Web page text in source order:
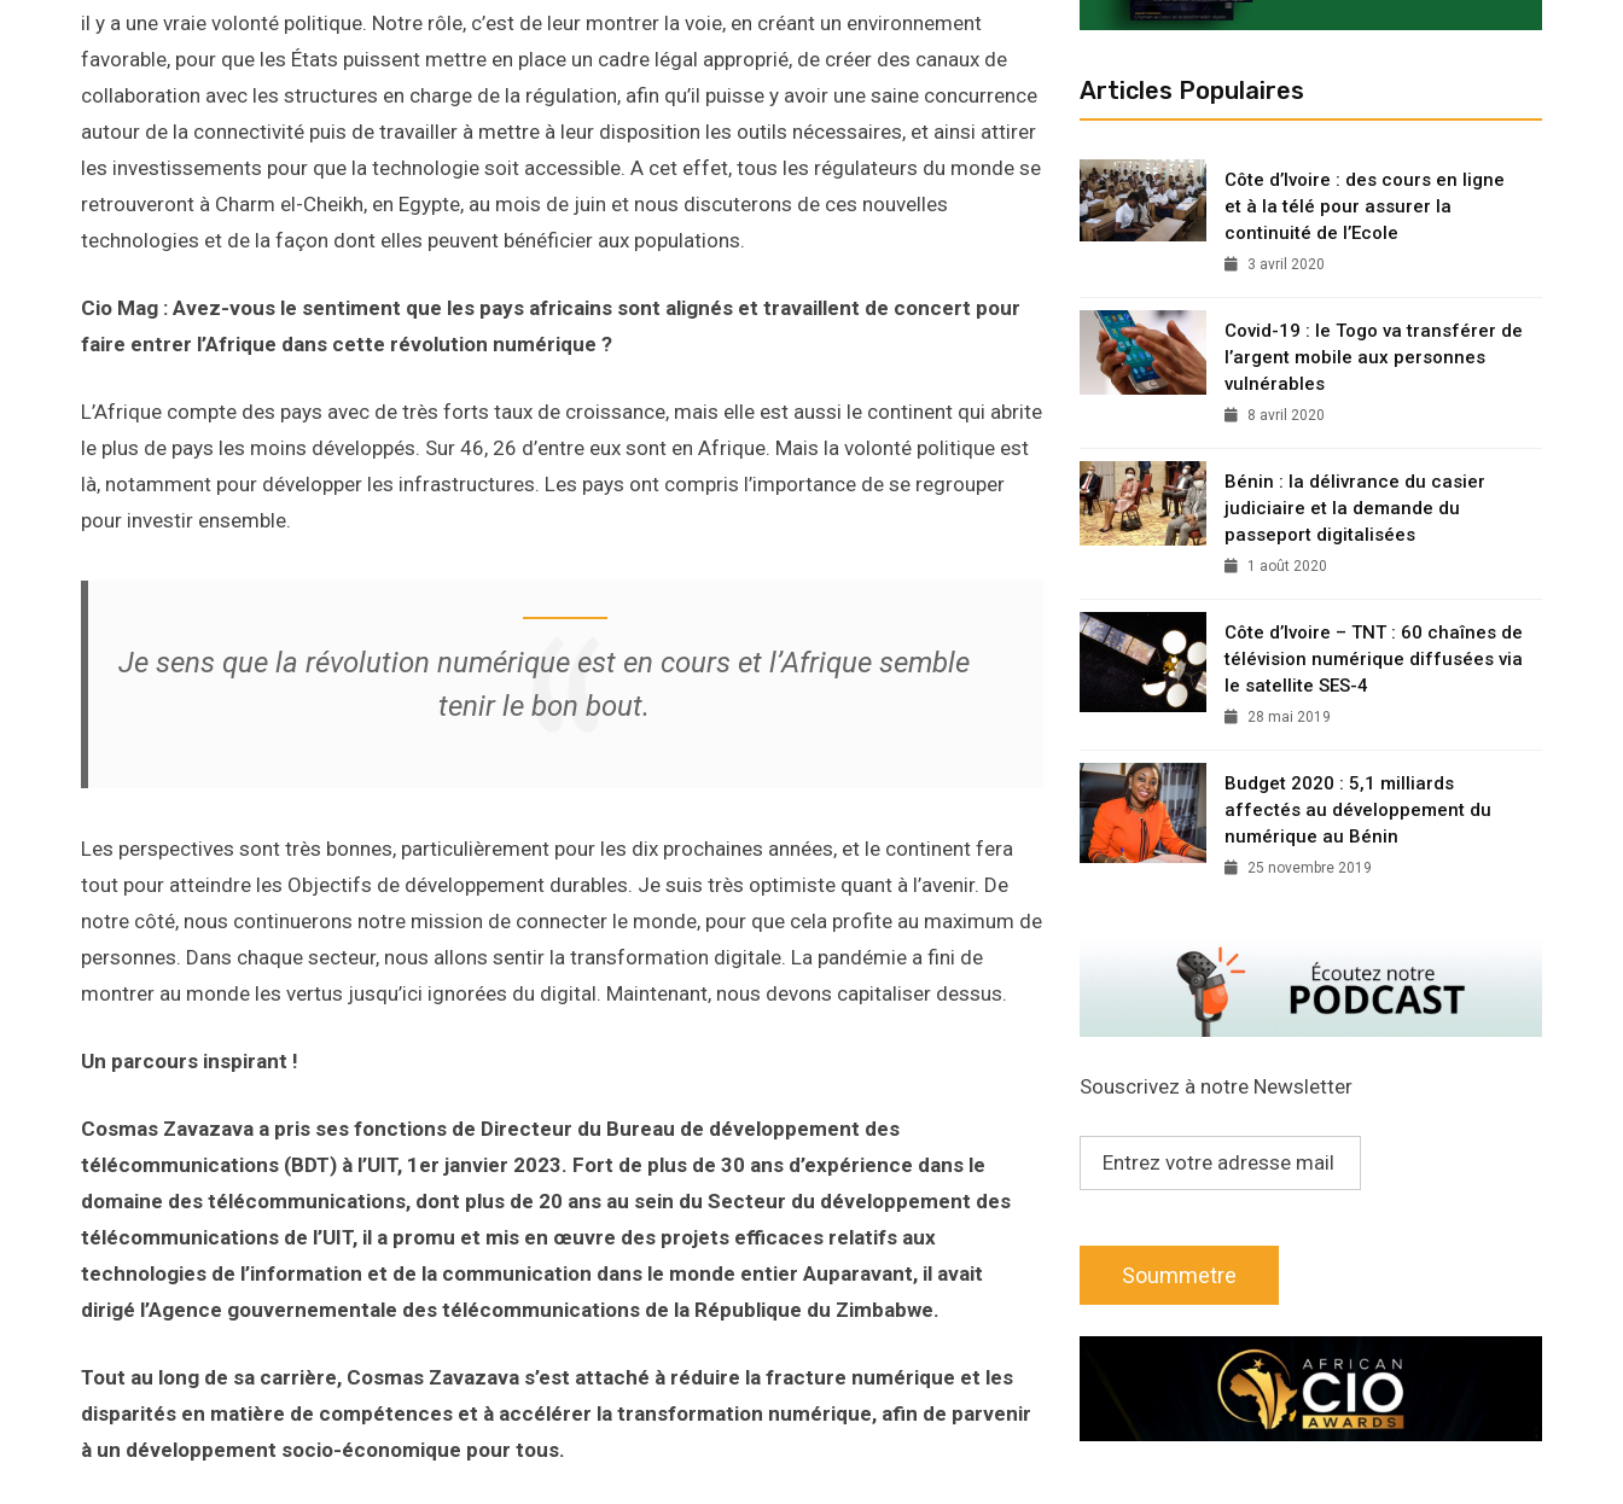
il y a une vraie volonté politique. Notre rôle, c’est de leur montrer la voie, en créant un environnement
favorable, pour que les États puissent mettre en place un cadre légal approprié, de créer des canaux de
collaboration avec les structures en charge de la régulation, afin qu’il puisse y avoir une saine concurrence
autour de la connectivité puis de travailler à mettre à leur disposition les outils nécessaires, et ainsi attirer
les investissements pour que la technologie soit accessible. A cet effet, tous les régulateurs du monde se
retrouveront à Charm el-Cheikh, en Egypte, au mois de juin et nous discuterons de ces nouvelles
technologies et de la façon dont elles peuvent bénéficier aux populations.
Cio Mag : Avez-vous le sentiment que les pays africains sont alignés et travaillent de concert pour
faire entrer l’Afrique dans cette révolution numérique ?
L’Afrique compte des pays avec de très forts taux de croissance, mais elle est aussi le continent qui abrite
le plus de pays les moins développés. Sur 46, 26 d’entre eux sont en Afrique. Mais la volonté politique est
là, notamment pour développer les infrastructures. Les pays ont compris l’importance de se regrouper
pour investir ensemble.
Je sens que la révolution numérique est en cours et l’Afrique semble
tenir le bon bout.
Les perspectives sont très bonnes, particulièrement pour les dix prochaines années, et le continent fera
tout pour atteindre les Objectifs de développement durables. Je suis très optimiste quant à l’avenir. De
notre côté, nous continuerons notre mission de connecter le monde, pour que cela profite au maximum de
personnes. Dans chaque secteur, nous allons sentir la transformation digitale. La pandémie a fini de
montrer au monde les vertus jusqu’ici ignorées du digital. Maintenant, nous devons capitaliser dessus.
Un parcours inspirant !
Cosmas Zavazava a pris ses fonctions de Directeur du Bureau de développement des
télécommunications (BDT) à l’UIT, 1er janvier 2023. Fort de plus de 30 ans d’expérience dans le
domaine des télécommunications, dont plus de 20 ans au sein du Secteur du développement des
télécommunications de l’UIT, il a promu et mis en œuvre des projets efficaces relatifs aux
technologies de l’information et de la communication dans le monde entier Auparavant, il avait
dirigé l’Agence gouvernementale des télécommunications de la République du Zimbabwe.
Tout au long de sa carrière, Cosmas Zavazava s’est attaché à réduire la fracture numérique et les
disparités en matière de compétences et à accélérer la transformation numérique, afin de parvenir
à un développement socio-économique pour tous.
Articles Populaires
Côte d’Ivoire : des cours en ligne
et à la télé pour assurer la
continuité de l’Ecole
3 avril 2020
Covid-19 : le Togo va transférer de
l’argent mobile aux personnes
vulnérables
8 avril 2020
Bénin : la délivrance du casier
judiciaire et la demande du
passeport digitalisées
1 août 2020
Côte d’Ivoire – TNT : 60 chaînes de
télévision numérique diffusées via
le satellite SES-4
28 mai 2019
Budget 2020 : 5,1 milliards
affectés au développement du
numérique au Bénin
25 novembre 2019
Souscrivez à notre Newsletter